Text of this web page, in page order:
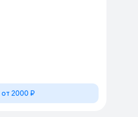
от 2000 ₽